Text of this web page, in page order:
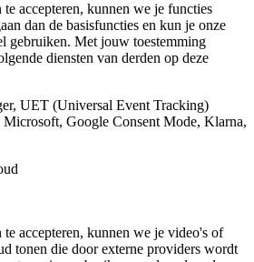
te accepteren, kunnen we je functies
dan de basisfuncties en kun je onze
gebruiken. Met jouw toestemming
diensten van derden op deze
UET (Universal Event Tracking)
Google Consent Mode, Klarna,
te accepteren, kunnen we je video's of
tonen die door externe providers wordt